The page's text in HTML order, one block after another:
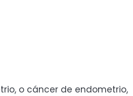
o cáncer de endometrio,